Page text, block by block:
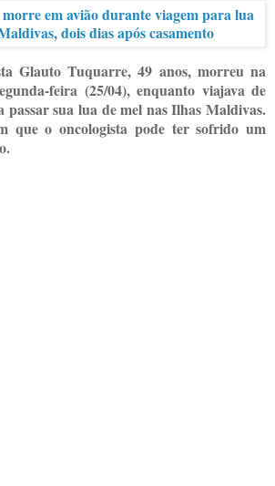
Glauto Tuquarre, 49 anos, morreu na
feira (25/04), enquanto viajava de
passar sua lua de mel nas Ilhas Maldivas.
que o oncologista pode ter sofrido um